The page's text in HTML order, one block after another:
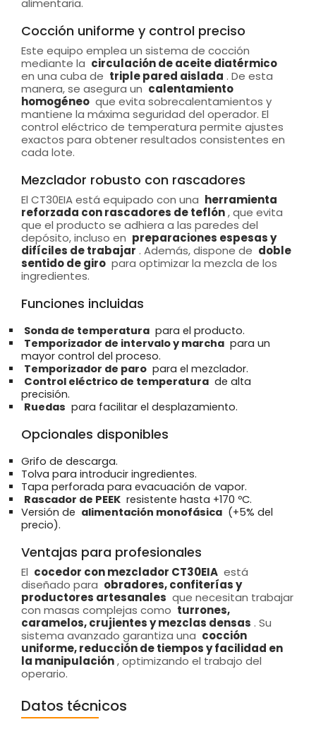
alimentaria.
Cocción uniforme y control preciso
Este equipo emplea un sistema de cocción
mediante la circulación de aceite diatérmico
en una cuba de triple pared aislada . De esta
manera, se asegura un calentamiento
homogéneo que evita sobrecalentamientos y
mantiene la máxima seguridad del operador. El
control eléctrico de temperatura permite ajustes
exactos para obtener resultados consistentes en
cada lote.
Mezclador robusto con rascadores
El CT30EIA está equipado con una herramienta
reforzada con rascadores de teflón, que evita
que el producto se adhiera a las paredes del
depósito, incluso en preparaciones espesas y
difíciles de trabajar . Además, dispone de doble
sentido de giro para optimizar la mezcla de los
ingredientes.
Funciones incluidas
Sonda de temperatura para el producto.
Temporizador de intervalo y marcha para un
mayor control del proceso.
Temporizador de paro para el mezclador.
Control eléctrico de temperatura de alta
precisión.
Ruedas para facilitar el desplazamiento.
Opcionales disponibles
Grifo de descarga.
Tolva para introducir ingredientes.
Tapa perforada para evacuación de vapor.
Rascador de PEEK resistente hasta +170 ºC.
Versión de alimentación monofásica (+5% del
precio).
Ventajas para profesionales
El cocedor con mezclador CT30EIA está
diseñado para obradores, confiterías y
productores artesanales que necesitan trabajar
con masas complejas como turrones,
caramelos, crujientes y mezclas densas . Su
sistema avanzado garantiza una cocción
uniforme, reducción de tiempos y facilidad en
la manipulación, optimizando el trabajo del
operario.
Datos técnicos